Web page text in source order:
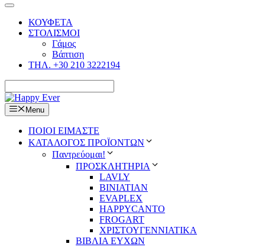
ΚΟΥΦΕΤΑ
ΣΤΟΛΙΣΜΟΙ
Γάμος
Βάπτιση
ΤΗΛ. +30 210 3222194
Menu
ΠΟΙΟΙ ΕΙΜΑΣΤΕ
ΚΑΤΑΛΟΓΟΣ ΠΡΟΪΟΝΤΩΝ
Παντρεύομαι!
ΠΡΟΣΚΛΗΤΗΡΙΑ
LAVLY
BINIATIAN
EVAPLEX
HAPPYCANTO
FROGART
ΧΡΙΣΤΟΥΓΕΝΝΙΑΤΙΚΑ
ΒΙΒΛΙΑ ΕΥΧΩΝ